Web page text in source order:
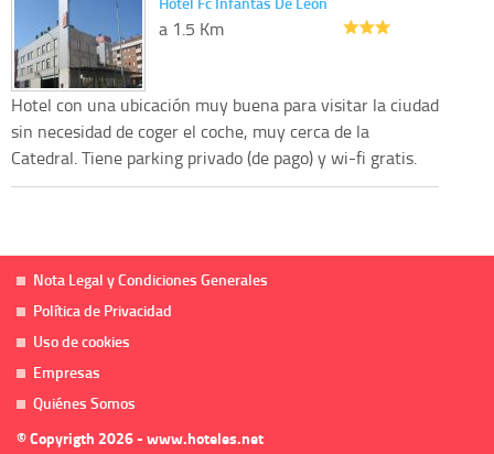
a 1.5 Km
Hotel con una ubicación muy buena para visitar la ciudad
sin necesidad de coger el coche, muy cerca de la
Catedral. Tiene parking privado (de pago) y wi-fi gratis.
Nota Legal y Condiciones Generales
Política de Privacidad
Uso de cookies
Empresas
Quiénes Somos
© Copyrigth 2026 - www.hoteles.net